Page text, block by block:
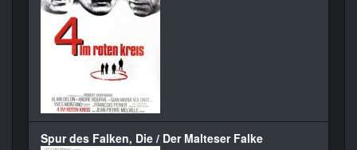
Spur des Falken, Die / Der Malteser Falke